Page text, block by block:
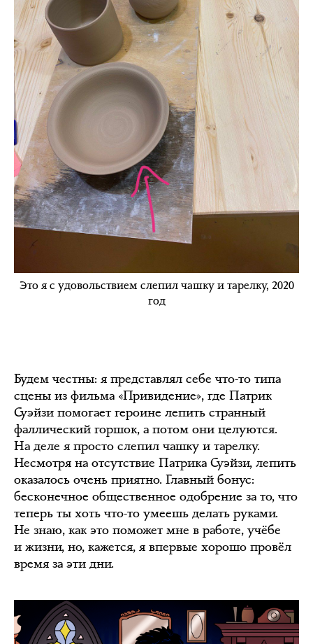
Это я с удовольствием слепил чашку и тарелку, 2020
год
Будем честны: я представлял себе что-то типа
сцены из фильма «Привидение», где Патрик
Суэйзи помогает героине лепить странный
фаллический горшок, а потом они целуются.
На деле я просто слепил чашку и тарелку.
Несмотря на отсутствие Патрика Суэйзи, лепить
оказалось очень приятно. Главный бонус:
бесконечное общественное одобрение за то, что
теперь ты хоть что-то умеешь делать руками.
Не знаю, как это поможет мне в работе, учёбе
и жизни, но, кажется, я впервые хорошо провёл
время за эти дни.